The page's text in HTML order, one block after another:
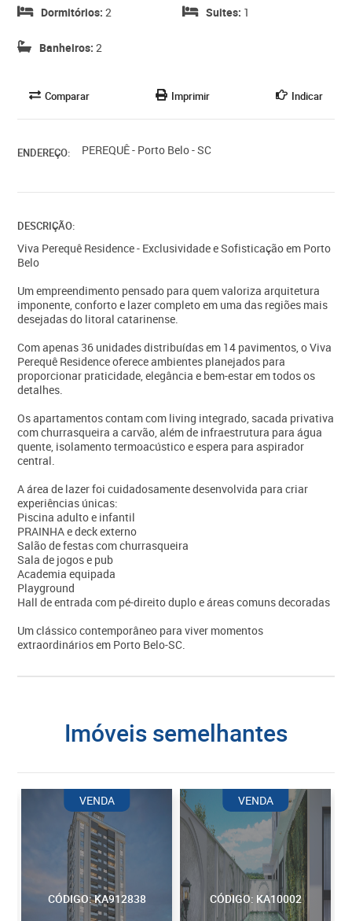
Dormitórios: 2
Banheiros: 2
Suites: 1
Comparar Imprimir Indicar
ENDEREÇO: PEREQUÊ - Porto Belo - SC
DESCRIÇÃO:
Viva Perequê Residence - Exclusividade e Sofisticação em Porto
Belo
Um empreendimento pensado para quem valoriza arquitetura
imponente, conforto e lazer completo em uma das regiões mais
desejadas do litoral catarinense.
Com apenas 36 unidades distribuídas em 14 pavimentos, o Viva
Perequê Residence oferece ambientes planejados para
proporcionar praticidade, elegância e bem-estar em todos os
detalhes.
Os apartamentos contam com living integrado, sacada privativa
com churrasqueira a carvão, além de infraestrutura para água
quente, isolamento termoacústico e espera para aspirador
central.
A área de lazer foi cuidadosamente desenvolvida para criar
experiências únicas:
Piscina adulto e infantil
PRAINHA e deck externo
Salão de festas com churrasqueira
Sala de jogos e pub
Academia equipada
Playground
Hall de entrada com pé-direito duplo e áreas comuns decoradas
Um clássico contemporâneo para viver momentos
extraordinários em Porto Belo-SC.
imóveis semelhantes
CÓDIGO: KA912838
VENDA
CÓDIGO: KA10002
VENDA